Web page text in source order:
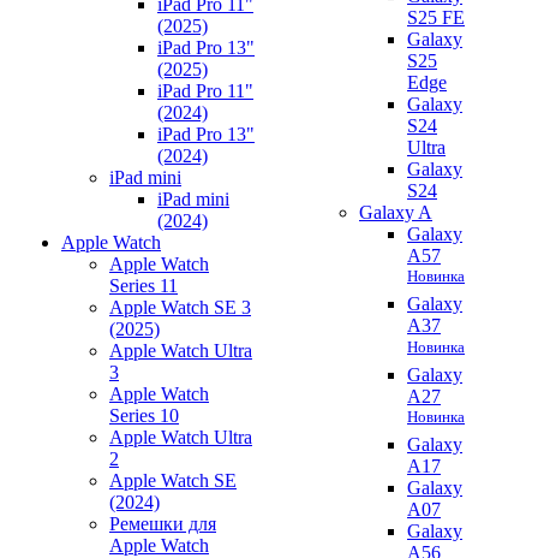
(2025)
iPad Pro 13"
(2025)
iPad Pro 11"
(2024)
iPad Pro 13"
(2024)
iPad mini
iPad mini
(2024)
Apple Watch
Apple Watch
Series 11
Apple Watch SE 3
(2025)
Apple Watch Ultra
3
Apple Watch
Series 10
Apple Watch Ultra
2
Apple Watch SE
(2024)
Ремешки для
Apple Watch
S25 FE
Galaxy
S25
Edge
Galaxy
S24
Ultra
Galaxy
S24
Galaxy A
Galaxy
A57
Новинка
Galaxy
A37
Новинка
Galaxy
A27
Новинка
Galaxy
A17
Galaxy
A07
Galaxy
A56